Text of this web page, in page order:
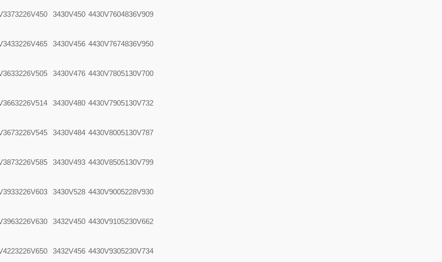
3226V450 3430V450 4430V7604836V909
3226V465 3430V456 4430V7674836V950
3226V505 3430V476 4430V7805130V700
3226V514 3430V480 4430V7905130V732
3226V545 3430V484 4430V8005130V787
3226V585 3430V493 4430V8505130V799
3226V603 3430V528 4430V9005228V930
3226V630 3432V450 4430V9105230V662
3226V650 3432V456 4430V9305230V734